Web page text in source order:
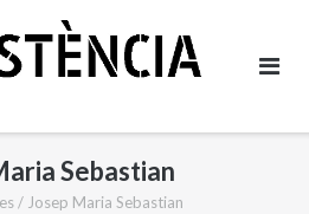
Sebastian
/ Josep Maria Sebastian